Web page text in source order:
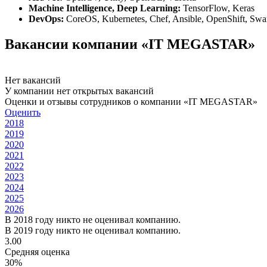
Machine Intelligence, Deep Learning: TensorFlow, Keras
DevOps: CoreOS, Kubernetes, Chef, Ansible, OpenShift,
Вакансии компании «IT MEGASTAR»
Нет вакансий
У компании нет открытых вакансий
Оценки и отзывы сотрудников о компании «IT MEGASTAR»
Оценить
2018
2019
2020
2021
2022
2023
2024
2025
2026
В 2018 году никто не оценивал компанию.
В 2019 году никто не оценивал компанию.
3.00
Средняя оценка
30%